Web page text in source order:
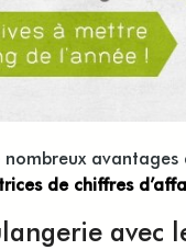
nombreux
de chiffres
avec